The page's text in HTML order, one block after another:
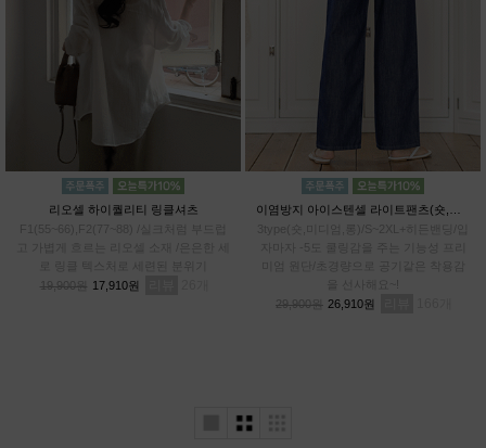
리오셀 하이퀄리티 링클셔츠
F1(55~66),F2(77~88) /실크처럼 부드럽
고 가볍게 흐르는 리오셀 소재 /은은한 세
로 링클 텍스처로 세련된 분위기
19,900원 17,910원
3type(숏,미디엄,롱)/S~2XL+히든밴딩/입
자마자 -5도 쿨링감을 주는 기능성 프리
을 선사해요~!
29,900원 26,910원